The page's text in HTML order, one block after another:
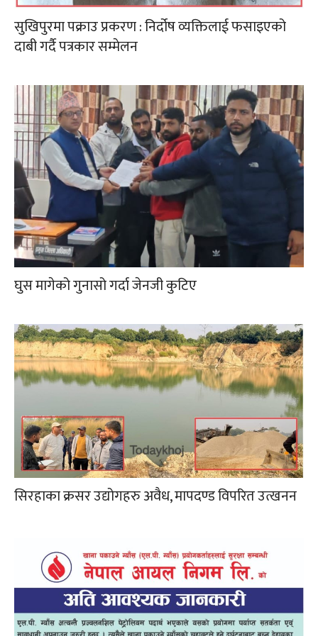
सुखिपुरमा पक्राउ प्रकरण : निर्दोष व्यक्तिलाई फसाइएको
दाबी गर्दै पत्रकार सम्मेलन
घुस मागेको गुनासो गर्दा जेनजी कुटिए
सिरहाका क्रसर उद्योगहरु अवैध, मापदण्ड विपरित उत्खनन